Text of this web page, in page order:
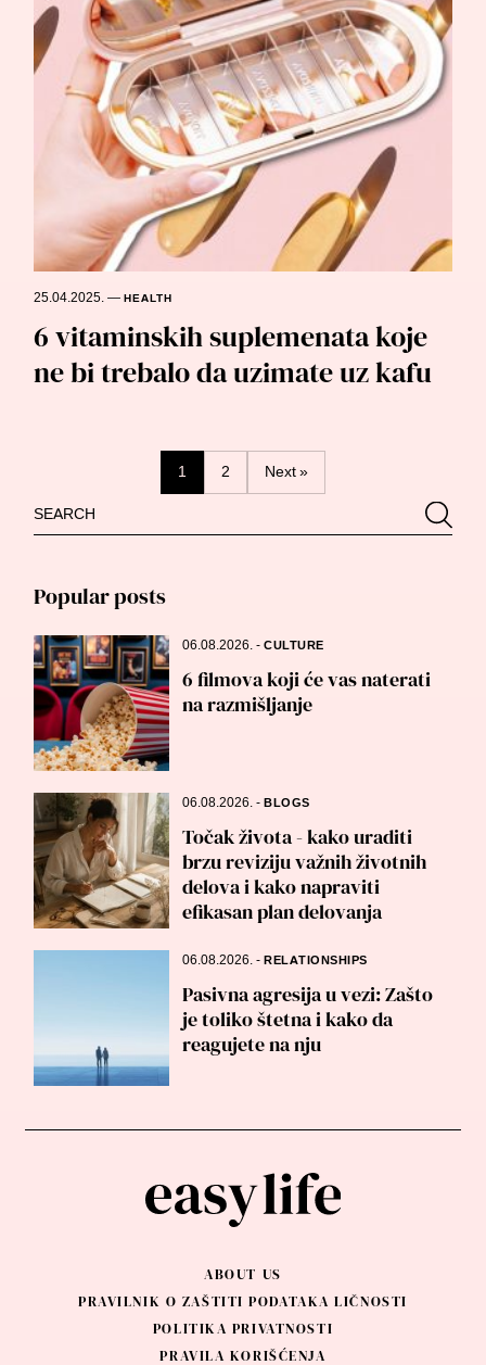
25.04.2025.—HEALTH
6 vitaminskih suplemenata koje
ne bi trebalo da uzimate uz kafu
navigation
1 2 Next »
Search
for:
Popular posts
06.08.2026.-CULTURE
6 filmova koji će vas naterati
na razmišljanje
06.08.2026.-BLOGS
Točak života - kako uraditi
brzu reviziju važnih životnih
delova i kako napraviti
efikasan plan delovanja
06.08.2026.-RELATIONSHIPS
Pasivna agresija u vezi: Zašto
je toliko štetna i kako da
reagujete na nju
ABOUT US
PRAVILNIK O ZAŠTITI PODATAKA LIČNOSTI
POLITIKA PRIVATNOSTI
PRAVILA KORIŠĆENJA